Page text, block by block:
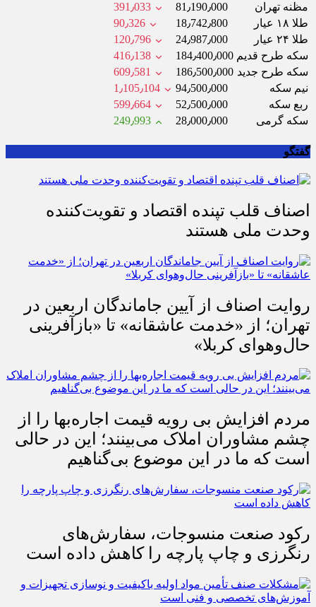
مظنه تهران
81٫190٫000
391٫033
طلا ۱۸ عیار
18٫742٫800
90٫326
طلا ۲۴ عیار
24٫987٫000
120٫796
سکه طرح قدیم 184٫400٫000
416٫138
سکه طرح جدید 186٫500٫000
609٫581
نیم سکه
94٫500٫000
1٫105٫104
ربع سکه
52٫500٫000
599٫664
سکه گرمی
28٫000٫000 249٫993
گفتگو
اصناف قلب تپنده اقتصاد و تقویت‌کننده
وحدت ملی هستند
روایت اصناف از آیین جاماندگان اربعین در
تهران؛ از «خدمت عاشقانه» تا «بازآفرینی
حال‌وهوای کربلا»
مردم افزایش بی رویه قیمت اجاره‌بها را از
چشم مشاوران املاک می‌بینند؛ این در حالی
است که ما در این موضوع بی‌گناهیم
رکود صنعت منسوجات، سفارش‌های
رنگرزی و چاپ پارچه را کاهش داده است